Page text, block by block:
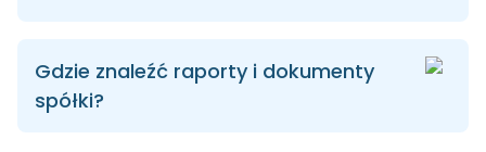
Gdzie znaleźć raporty i dokumenty
spółki?